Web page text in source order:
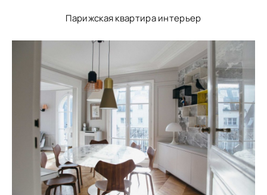
Парижская квартира интерьер